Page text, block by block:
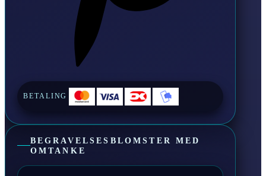
BETALING
BEGRAVELSESBLOMSTER MED
OMTANKE